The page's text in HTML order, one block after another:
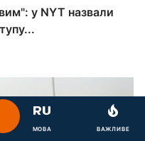
у NYT назвали
МОВА ВАЖЛИВЕ